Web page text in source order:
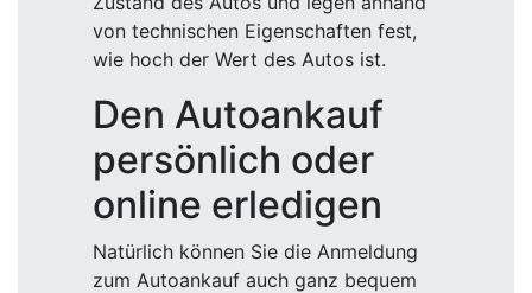
von technischen Eigenschaften fest,
wie hoch der Wert des Autos ist.
Den Autoankauf
persönlich oder
online erledigen
Natürlich können Sie die Anmeldung
zum Autoankauf auch ganz bequem